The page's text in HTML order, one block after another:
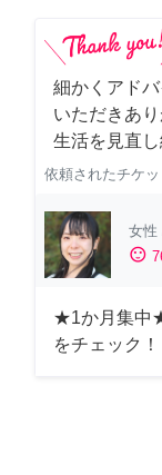
細かくアド
いただきあ
生活を見直
依頼されたチケッ
女性
sentiment_satisfied
★1か月集中
をチェック！